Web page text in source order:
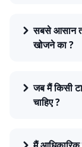
सबसे आसान
खोजने का ?
जब मैं किसी
चाहिए ?